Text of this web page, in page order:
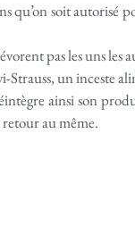
qu’on soit autorisé
pas les uns les
Strauss, un inceste
ainsi son
au même.